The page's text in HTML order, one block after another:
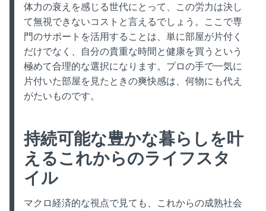
体力の衰えを感じる世代にとって、この労力は決し
て無視できないコストと言えるでしょう。ここで専
門のサポートを活用することは、単に部屋が片付く
だけでなく、自分の貴重な時間と健康を買うという
極めて合理的な選択になります。プロの手で一気に
片付いた部屋を見たときの爽快感は、何物にも代え
がたいものです。
持続可能な豊かな暮らしを叶
えるこれからのライフスタ
イル
マクロ経済的な視点で見ても、これからの成熟社会